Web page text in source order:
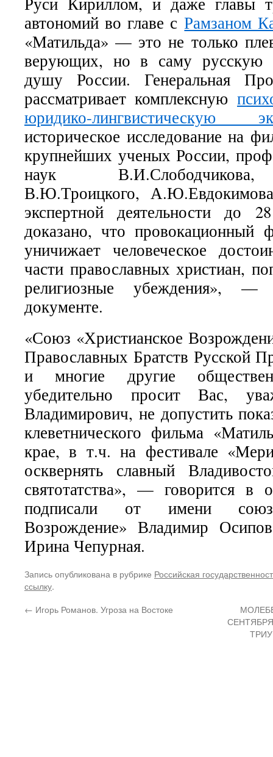
автономий во главе сРамзаном
«Матильда» — это не только
верующих, но в саму русскую
душу России. Генеральная
рассматривает комплексную
юридико-лингвистическую
историческое исследование на
крупнейших ученых России,
наук
В.Ю.Троицкого,
экспертной деятельности до
доказано, что провокационный
уничижает человеческое
части православных христиан,
религиозные убеждения», —
документе.
«Союз «Христианское
Православных Братств Русской
и многие другие
убедительно просит Вас,
Владимирович, не допустить
клеветнического фильма
крае, в т.ч. на фестивале
осквернять славный
святотатства», — говорится в
подписали от имени
Возрождение» Владимир
Ирина Чепурная.
Запись опубликована в рубрике Российская
ссылку.
← Игорь Романов. Угроза на Востоке